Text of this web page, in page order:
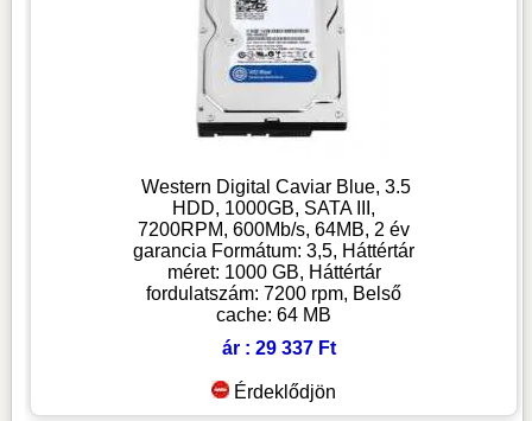
Western Digital Caviar Blue, 3.5
HDD, 1000GB, SATA III,
7200RPM, 600Mb/s, 64MB, 2 év
garancia Formátum: 3,5, Háttértár
méret: 1000 GB, Háttértár
fordulatszám: 7200 rpm, Belső
cache: 64 MB
ár : 29 337 Ft
Érdeklődjön